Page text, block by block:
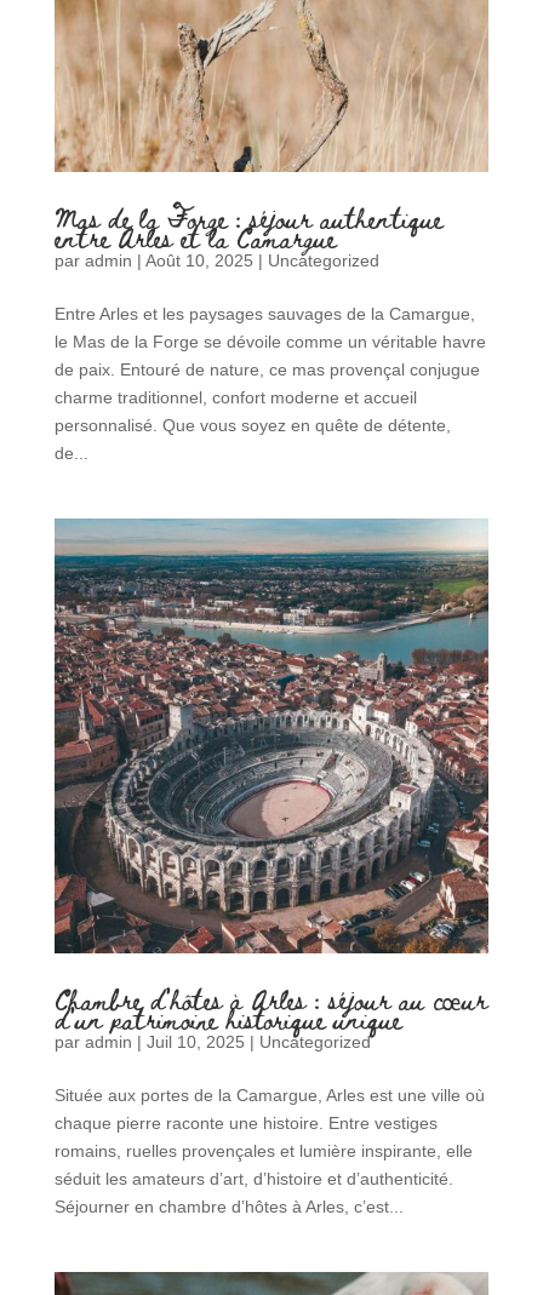
Mas de la Forge : séjour authentique
entre Arles et la Camargue
par admin | Août 10, 2025 | Uncategorized
Entre Arles et les paysages sauvages de la Camargue,
le Mas de la Forge se dévoile comme un véritable havre
de paix. Entouré de nature, ce mas provençal conjugue
charme traditionnel, confort moderne et accueil
personnalisé. Que vous soyez en quête de détente,
de...
Chambre d’hôtes à Arles : séjour au cœur
d’un patrimoine historique unique
par admin | Juil 10, 2025 | Uncategorized
Située aux portes de la Camargue, Arles est une ville où
chaque pierre raconte une histoire. Entre vestiges
romains, ruelles provençales et lumière inspirante, elle
séduit les amateurs d’art, d’histoire et d’authenticité.
Séjourner en chambre d’hôtes à Arles, c’est...